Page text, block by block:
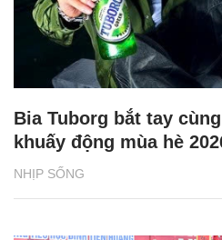
NHỊP SỐNG
Bia Tuborg bắt tay
khuấy động mùa hè